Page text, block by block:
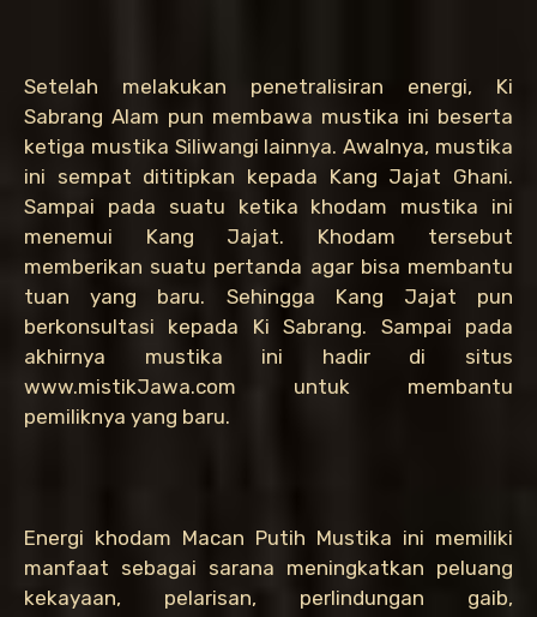
Setelah melakukan penetralisiran energi, Ki
Sabrang Alam pun membawa mustika ini beserta
ketiga mustika Siliwangi lainnya. Awalnya, mustika
ini sempat dititipkan kepada Kang Jajat Ghani.
Sampai pada suatu ketika khodam mustika ini
menemui Kang Jajat. Khodam tersebut
memberikan suatu pertanda agar bisa membantu
tuan yang baru. Sehingga Kang Jajat pun
berkonsultasi kepada Ki Sabrang. Sampai pada
akhirnya mustika ini hadir di situs
www.mistikJawa.com untuk membantu
pemiliknya yang baru.
Energi khodam Macan Putih Mustika ini memiliki
manfaat sebagai sarana meningkatkan peluang
kekayaan, pelarisan, perlindungan gaib,